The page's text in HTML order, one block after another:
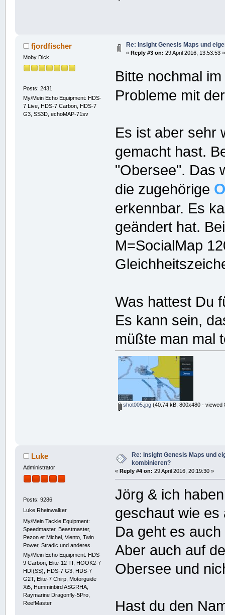
fjordfischer
Moby Dick
Posts: 2431
My/Mein Echo Equipment: HDS-
7 Live, HDS-7 Carbon, HDS-7
G3, SS3D, echoMAP-71sv
Re: Insight Genesis Maps und
« Reply #3 on: 29 April 2016, 13:53:53 »
Bitte nochmal
Probleme mit
Es ist aber sehr
gemacht hast.
"Obersee". Das
die zugehörige
erkennbar. Es
geändert hat.
M=SocialMap
Was hattest Du
Es kann sein,
müßte man mal
shot005.jpg(40.74 kB, 800x480 - viewed
Luke
Administrator
Posts: 9286
Luke Rheinwalker
My/Mein Tackle Equipment:
Speedmaster, Beastmaster,
Pezon et Michel, Viento, Twin
Power, Stradic und anderes.
My/Mein Echo Equipment: HDS-
9 Carbon, Elite-12 TI, HOOK2-7
HDI(SS), HDS-7 G3, HDS-7
G2T, Elite-7 Chirp, Motorguide
Xi5, Humminbird ASGRHA,
Raymarine Dragonfly-5Pro,
ReefMaster
Re: Insight Genesis Maps und
kombinieren?
« Reply #4 on: 29 April 2016, 20:19:30 »
Jörg & ich
geschaut wie es
Da geht es
Aber auch auf
Obersee und
Hast du den